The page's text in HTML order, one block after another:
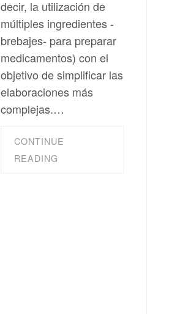
decir, la utilización de
múltiples ingredientes -
brebajes- para preparar
medicamentos) con el
objetivo de simplificar las
elaboraciones más
complejas.…
CONTINUE
READING